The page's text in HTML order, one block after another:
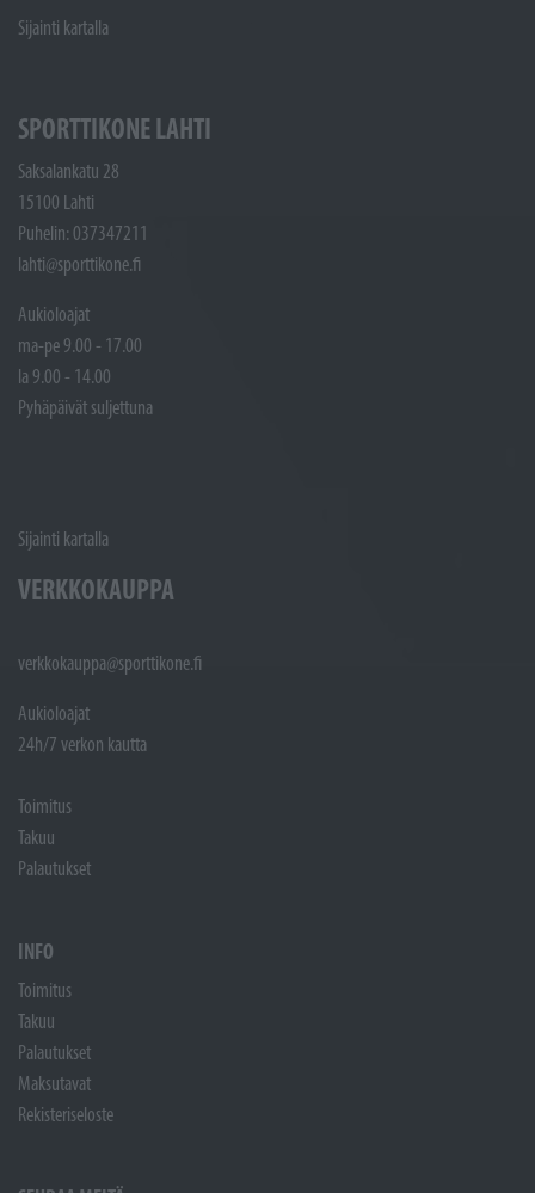
Sijainti kartalla
SPORTTIKONE LAHTI
Saksalankatu 28
15100 Lahti
Puhelin: 037347211
lahti@sporttikone.fi
Aukioloajat
ma-pe 9.00 - 17.00
la 9.00 - 14.00
Pyhäpäivät suljettuna
Sijainti kartalla
VERKKOKAUPPA
verkkokauppa@sporttikone.fi
Aukioloajat
24h/7 verkon kautta
Toimitus
Takuu
Palautukset
INFO
Toimitus
Takuu
Palautukset
Maksutavat
Rekisteriseloste